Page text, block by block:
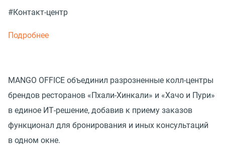
#Контакт-центр
Подробнее
MANGO OFFICE объединил разрозненные колл-центры
брендов ресторанов «Пхали-Хинкали» и «Хачо и Пури»
в единое ИТ-решение, добавив к приему заказов
функционал для бронирования и иных консультаций
в одном окне.